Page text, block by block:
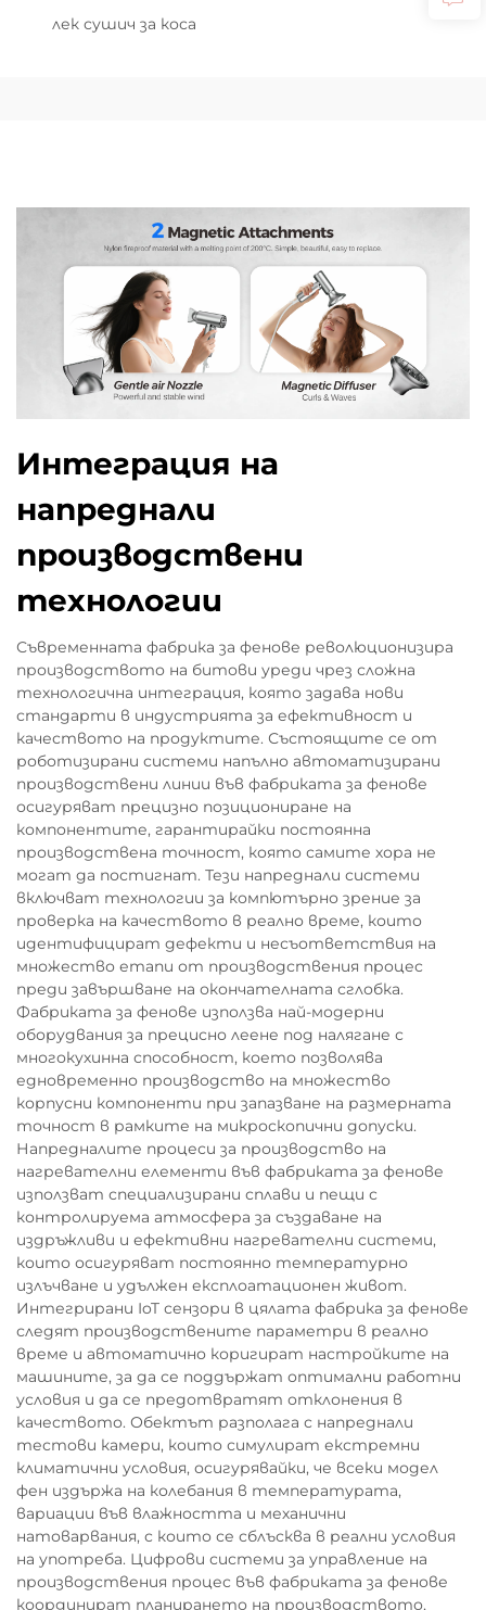
лек сушич за коса
Интеграция на
напреднали
производствени
технологии
Съвременната фабрика за фенове революционизира
производството на битови уреди чрез сложна
технологична интеграция, която задава нови
стандарти в индустрията за ефективност и
качеството на продуктите. Състоящите се от
роботизирани системи напълно автоматизирани
производствени линии във фабриката за фенове
осигуряват прецизно позициониране на
компонентите, гарантирайки постоянна
производствена точност, която самите хора не
могат да постигнат. Тези напреднали системи
включват технологии за компютърно зрение за
проверка на качеството в реално време, които
идентифицират дефекти и несъответствия на
множество етапи от производствения процес
преди завършване на окончателната сглобка.
Фабриката за фенове използва най-модерни
оборудвания за прецисно леене под налягане с
многокухинна способност, което позволява
едновременно производство на множество
корпусни компоненти при запазване на размерната
точност в рамките на микроскопични допуски.
Напредналите процеси за производство на
нагревателни елементи във фабриката за фенове
използват специализирани сплави и пещи с
контролируема атмосфера за създаване на
издръжливи и ефективни нагревателни системи,
които осигуряват постоянно температурно
излъчване и удължен експлоатационен живот.
Интегрирани IoT сензори в цялата фабрика за фенове
следят производствените параметри в реално
време и автоматично коригират настройките на
машините, за да се поддържат оптимални работни
условия и да се предотвратят отклонения в
качеството. Обектът разполага с напреднали
тестови камери, които симулират екстремни
климатични условия, осигурявайки, че всеки модел
фен издържа на колебания в температурата,
вариации във влажността и механични
натоварвания, с които се сблъсква в реални условия
на употреба. Цифрови системи за управление на
производствения процес във фабриката за фенове
координират планирането на производството,